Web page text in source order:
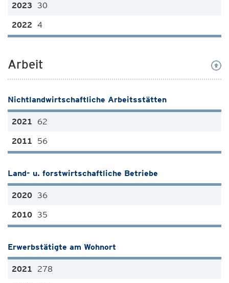
30
4
Arbeit
Nichtlandwirtschaftliche Arbeitsstätten
62
56
Land- u. forstwirtschaftliche Betriebe
36
35
Erwerbstätigte am Wohnort
278